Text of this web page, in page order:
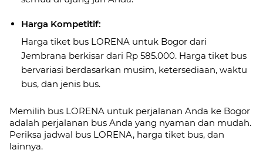
Harga Kompetitif:
Harga tiket bus LORENA untuk Bogor dari
Jembrana berkisar dari Rp 585.000. Harga tiket bus
bervariasi berdasarkan musim, ketersediaan, waktu
bus, dan jenis bus.
Memilih bus LORENA untuk perjalanan Anda ke Bogor
adalah perjalanan bus Anda yang nyaman dan mudah.
Periksa jadwal bus LORENA, harga tiket bus, dan
lainnya.